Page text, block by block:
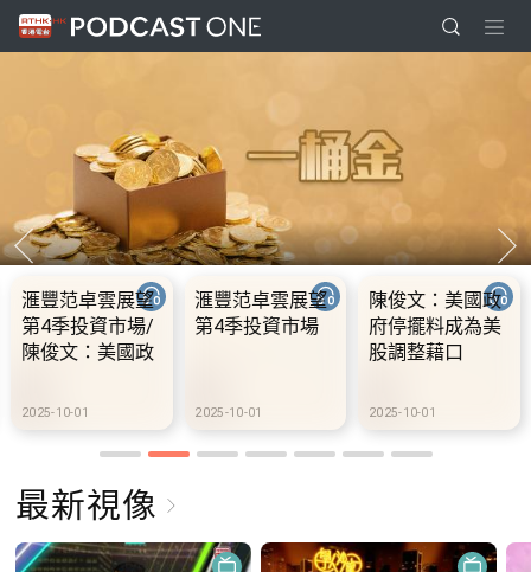
豐范卓雲展望
4季投資市場/
俊文：美國政
調整藉口
10-01
滙豐范卓雲展望
第4季投資市場
2025-10-01
陳俊文：美國政
府停擺料成為美
股調整藉口
2025-10-01
最新視像